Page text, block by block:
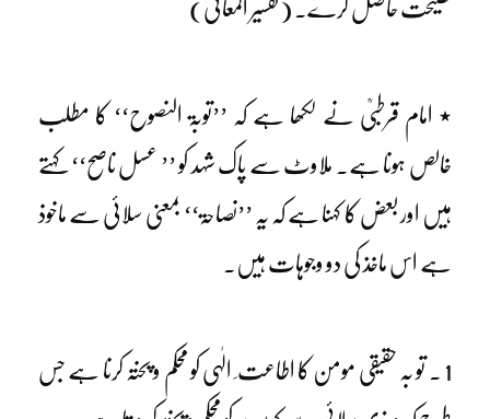
نصیحت حاصل کرے۔ (تفسیر المعانی)
٭ امام قرطبیؒ نے لکھا ہے کہ ’’توبۃ النصوح‘‘ کا مطلب
خالص ہونا ہے۔ ملاوٹ سے پاک شہد کو ’’ عسل ناصح‘‘ کہتے
ہیں اور بعض کا کہنا ہے کہ یہ ’’نصاحۃ‘‘ بمعنی سلائی سے ماخوذ
ہے اس ماخذ کی دو وجوہات ہیں۔
1 ۔ تو بہ حقیقی مومن کا اطاعت ِ الٰہی کو محکم و پختہ کرنا ہے جس